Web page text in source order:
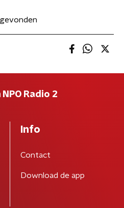
NPO Radio 2
Info
Contact
Download de app